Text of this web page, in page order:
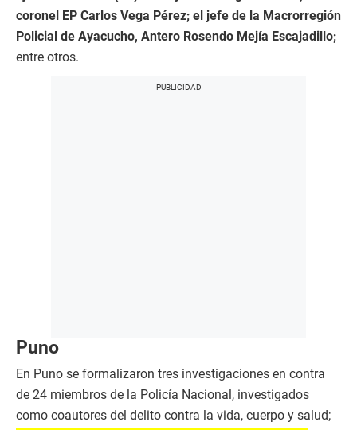
coronel EP Carlos Vega Pérez; el jefe de la Macrorregión
Policial de Ayacucho, Antero Rosendo Mejía Escajadillo;
entre otros.
Puno
En Puno se formalizaron tres investigaciones en contra
de 24 miembros de la Policía Nacional, investigados
como coautores del delito contra la vida, cuerpo y salud;